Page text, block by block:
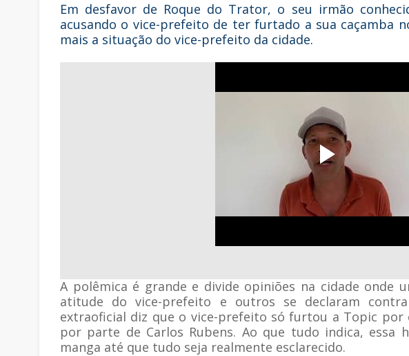
Em desfavor de Roque do Trator, o seu irmão
acusando o vice-prefeito de ter furtado a sua caçamba
mais a situação do vice-prefeito da cidade.
A polêmica é grande e divide opiniões na cidade onde
atitude do vice-prefeito e outros se declaram
extraoficial diz que o vice-prefeito só furtou a Topic por
por parte de Carlos Rubens. Ao que tudo indica, essa
manga até que tudo seja realmente esclarecido.